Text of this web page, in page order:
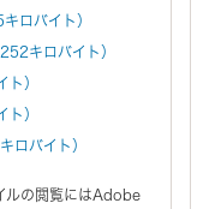
ロバイト）
キロバイト）
ト）
ト）
ロバイト）
ルの閲覧にはAdobe